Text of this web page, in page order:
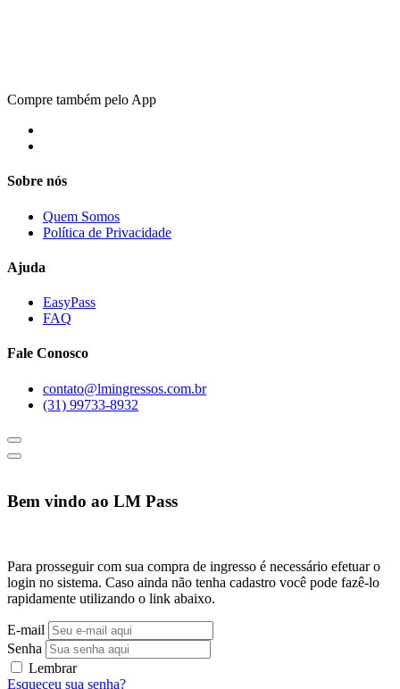
Compre também pelo App
Sobre nós
Quem Somos
Política de Privacidade
Ajuda
EasyPass
FAQ
Fale Conosco
contato@lmingressos.com.br
(31) 99733-8932
Bem vindo ao LM Pass
Para prosseguir com sua compra de ingresso é necessário efetuar o
login no sistema. Caso ainda não tenha cadastro você pode fazê-lo
rapidamente utilizando o link abaixo.
E-mail
Senha
Lembrar
Esqueceu sua senha?